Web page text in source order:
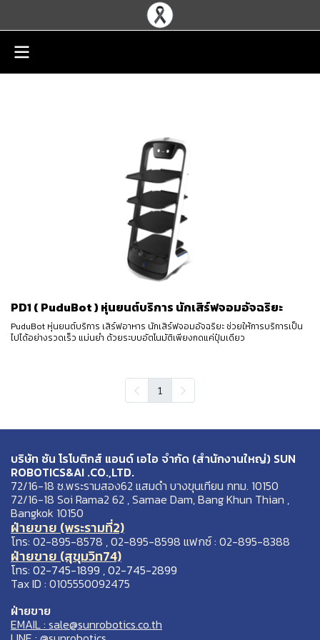
PD1 ( PuduBot ) หุ่นยนต์บริการ นักเสิร์ฟจอมอัจฉริยะ
PuduBot หุ่นยนต์บริการ เสิร์ฟอาหาร นักเสิร์ฟจอมอัจฉริยะ ช่วยให้การบริการเป็น
ไปได้อย่างรวดเร็ว แม่นยำ ด้วยระบบอัตโนมัติเพียงกดแค่ปุ๋มเดียว
1
บริษัท ซัน โรโบติกส์ แอนด์ เอไอ จำกัด (สำนักงานใหญ่) SUN
ROBOTICS&AI .CO.,LTD.
72/16-18 ซ.พระรามสอง62 แสมดำ บางขุนเทียน กทม. 10150
72/16-18 Soi Rama2 62 , Samae Dam, Bang Khun Thian ,
Bangkok 10150
ฝ่ายขาย (พระรามที่2)
โทร: 02-895-8578 , 02-895-8598 แฟกซ์ : 02-895-8388
ฝ่ายขาย (สุขุมวิท74)
โทร: 02-745-1899 , 02-745-2899
Tax ID : 0105550092475
ฝ่ายขาย
EMAIL : sale@sunrobotics.co.th